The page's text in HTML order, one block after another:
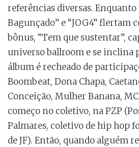
referências diversas. Enquanto
Bagunçado” e “JOG4” flertam
bônus, “Tem que sustentar”,
universo ballroom e se inclina
álbum é recheado de
Boombeat, Dona Chapa,
Conceição, Mulher Banana,
começo no coletivo, na PZP
Palmares, coletivo de hip hop
de JF). Então, quando alguém